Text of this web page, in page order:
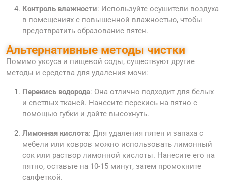
Контроль влажности: Используйте осушители воздуха
в помещениях с повышенной влажностью, чтобы
предотвратить образование пятен.
Альтернативные методы чистки
Помимо уксуса и пищевой соды, существуют другие
методы и средства для удаления мочи:
Перекись водорода: Она отлично подходит для белых
и светлых тканей. Нанесите перекись на пятно с
помощью губки и дайте высохнуть.
Лимонная кислота: Для удаления пятен и запаха с
мебели или ковров можно использовать лимонный
сок или раствор лимонной кислоты. Нанесите его на
пятно, оставьте на 10-15 минут, затем промокните
салфеткой.